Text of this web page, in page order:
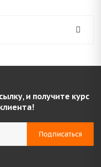
и получите курс